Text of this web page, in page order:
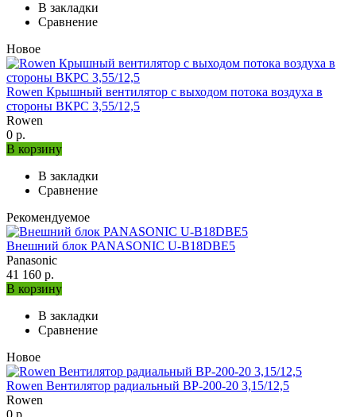
В закладки
Сравнение
Новое
Rowen Крышный вентилятор с выходом потока воздуха в
стороны ВКРС 3,55/12,5
Rowen
0 р.
В корзину
В закладки
Сравнение
Рекомендуемое
Внешний блок PANASONIC U-B18DBE5
Panasonic
41 160 р.
В корзину
В закладки
Сравнение
Новое
Rowen Вентилятор радиальный ВР-200-20 3,15/12,5
Rowen
0 р.